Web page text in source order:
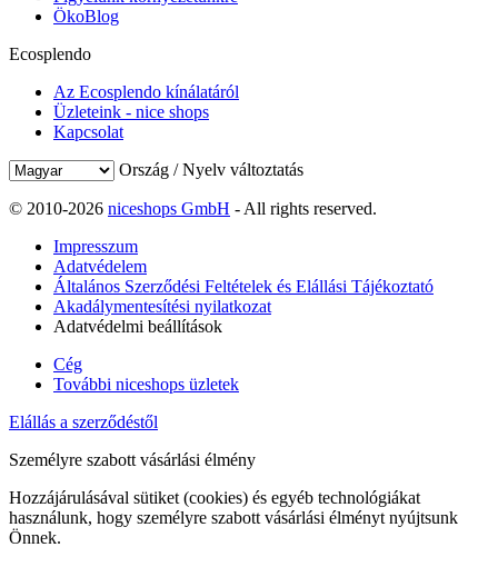
ÖkoBlog
Ecosplendo
Az Ecosplendo kínálatáról
Üzleteink - nice shops
Kapcsolat
Ország / Nyelv változtatás
© 2010-2026 niceshops GmbH - All rights reserved.
Impresszum
Adatvédelem
Általános Szerződési Feltételek és Elállási Tájékoztató
Akadálymentesítési nyilatkozat
Adatvédelmi beállítások
Cég
További niceshops üzletek
Elállás a szerződéstől
Személyre szabott vásárlási élmény
Hozzájárulásával sütiket (cookies) és egyéb technológiákat
használunk, hogy személyre szabott vásárlási élményt nyújtsunk
Önnek.